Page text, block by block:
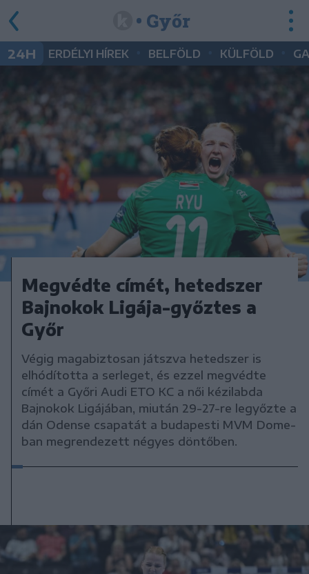
• Győr
24H ERDÉLYI HÍREK BELFÖLD KÜLFÖLD
Megvédte címét, hetedszer
Bajnokok Ligája-győztes a
Győr
Végig magabiztosan játszva hetedszer is
elhódította a serleget, és ezzel megvédte
címét a Győri Audi ETO KC a női kézilabda
Bajnokok Ligájában, miután 29-27-re legyőzte a
dán Odense csapatát a budapesti MVM Dome-
ban megrendezett négyes döntőben.